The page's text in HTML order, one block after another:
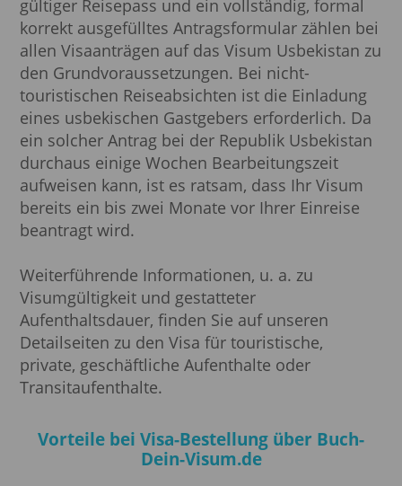
gültiger Reisepass und ein vollständig, formal
korrekt ausgefülltes Antragsformular zählen bei
allen Visaanträgen auf das Visum Usbekistan zu
den Grundvoraussetzungen. Bei nicht-
touristischen Reiseabsichten ist die Einladung
eines usbekischen Gastgebers erforderlich. Da
ein solcher Antrag bei der Republik Usbekistan
durchaus einige Wochen Bearbeitungszeit
aufweisen kann, ist es ratsam, dass Ihr Visum
bereits ein bis zwei Monate vor Ihrer Einreise
beantragt wird.
Weiterführende Informationen, u. a. zu
Visumgültigkeit und gestatteter
Aufenthaltsdauer, finden Sie auf unseren
Detailseiten zu den Visa für touristische,
private, geschäftliche Aufenthalte oder
Transitaufenthalte.
Vorteile bei Visa-Bestellung über Buch-
Dein-Visum.de